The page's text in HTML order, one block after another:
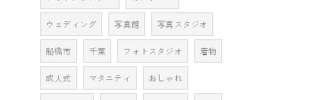
ウェディング 写真館 写真スタジオ
船橋市 千葉 フォトスタジオ 着物
成人式 マタニティ おしゃれ